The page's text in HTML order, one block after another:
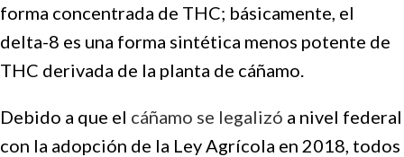
forma concentrada de THC; básicamente, el
delta-8 es una forma sintética menos potente de
THC derivada de la planta de cáñamo.
Debido a que el cáñamo se legalizó a nivel federal
con la adopción de la Ley Agrícola en 2018, todos